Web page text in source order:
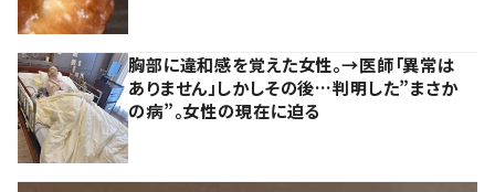
胸部に違和感を覚えた女性。→医師「異常は
ありません」しかしその後…判明した”まさか
の病”。女性の現在に迫る